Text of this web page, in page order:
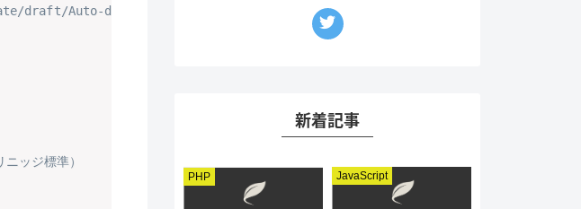
draft/Auto-draft/Inherit/trash
ッジ標準）
新着記事
PHP JavaScript